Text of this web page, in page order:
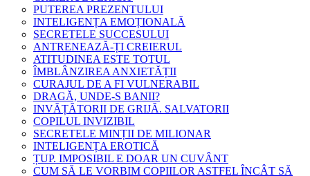
PUTEREA PREZENTULUI
INTELIGENȚA EMOȚIONALĂ
SECRETELE SUCCESULUI
ANTRENEAZĂ-ȚI CREIERUL
ATITUDINEA ESTE TOTUL
ÎMBLÂNZIREA ANXIETĂȚII
CURAJUL DE A FI VULNERABIL
DRAGĂ, UNDE-S BANII?
INVĂȚĂTORII DE GRIJĂ. SALVATORII
COPILUL INVIZIBIL
SECRETELE MINȚII DE MILIONAR
INTELIGENȚA EROTICĂ
ȚUP. IMPOSIBIL E DOAR UN CUVÂNT
CUM SĂ LE VORBIM COPIILOR ASTFEL ÎNCÂT SĂ